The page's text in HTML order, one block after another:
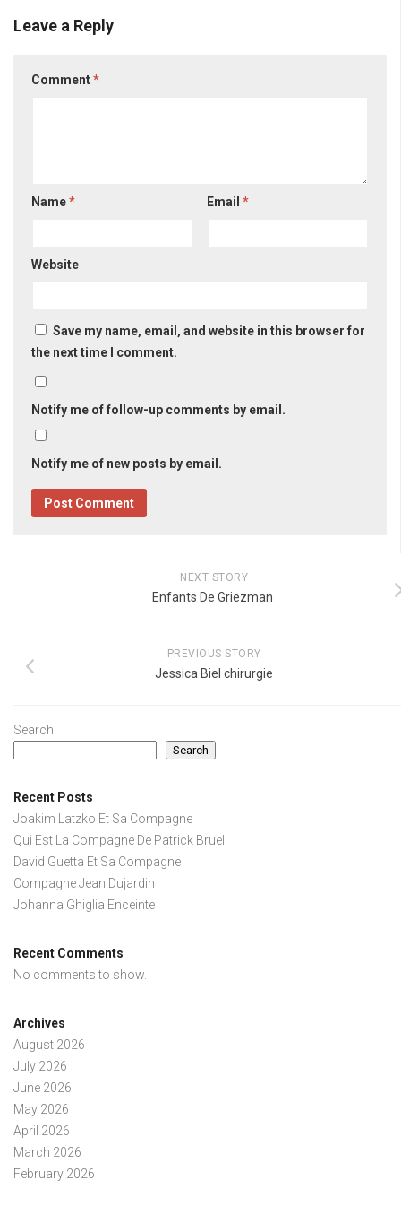
Leave a Reply
Comment*
Name* Email*
Website
Save my name, email, and website in this browser for
the next time I comment.
Notify me of follow-up comments by email.
Notify me of new posts by email.
NEXT STORY
Enfants De Griezman
PREVIOUS STORY
Jessica Biel chirurgie
Search
Search
Recent Posts
Joakim Latzko Et Sa Compagne
Qui Est La Compagne De Patrick Bruel
David Guetta Et Sa Compagne
Compagne Jean Dujardin
Johanna Ghiglia Enceinte
Recent Comments
No comments to show.
Archives
August 2026
July 2026
June 2026
May 2026
April 2026
March 2026
February 2026